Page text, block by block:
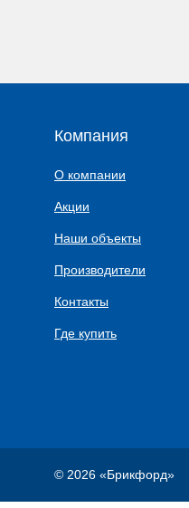
Компания
О компании
Акции
Наши объекты
Производители
Контакты
Где купить
© 2026 «Брикфорд»